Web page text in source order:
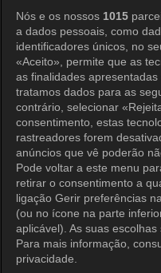
KOCOWA+
Central de Ajuda
Termos de Uso
Política de Privacidade
Política de Privacidade
Política de Privacidade
Política de Privacidade
Direitos de Privacidade da
Política de Cookies
Nós e os nossos 1015
a dados pessoais, como
identificadores únicos, no
«Aceito», permite que as
as finalidades
tratamos dados para as
contrário, selecionar
consentimento, estas
rastreadores forem
anúncios que vê poderão
Pode voltar a este menu
retirar o consentimento a
ligação Gerir preferências
(ou no ícone na parte
aplicável). As suas
Para mais informação,
privacidade.